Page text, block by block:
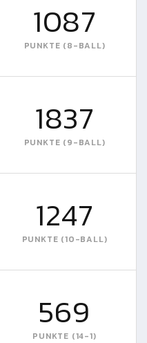
1087
PUNKTE (8-BALL)
1837
PUNKTE (9-BALL)
1247
PUNKTE (10-BALL)
569
PUNKTE (14-1)